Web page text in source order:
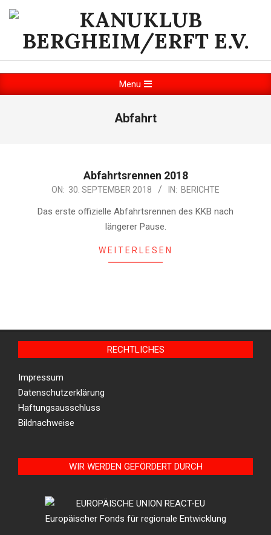
Skip
content
KANUKLUB
BERGHEIM/ERFT
E.V.
Navigation
Menu
Abfahrt
Abfahrtsrennen 2018
2018-ON: 30. SEPTEMBER 2018 IN: BERICHTE
Das erste offizielle Abfahrtsrennen des KKB nach
längerer Pause.
WEITERLESEN
RECHTLICHES
Impressum
Datenschutzerklärung
Haftungsausschluss
Bildnachweise
WIR WERDEN GEFÖRDERT DURCH